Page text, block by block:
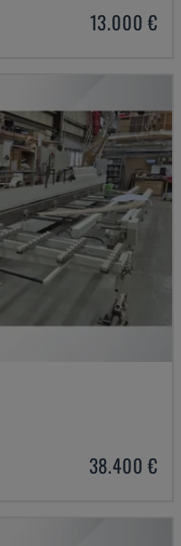
13.000 €
38.400 €